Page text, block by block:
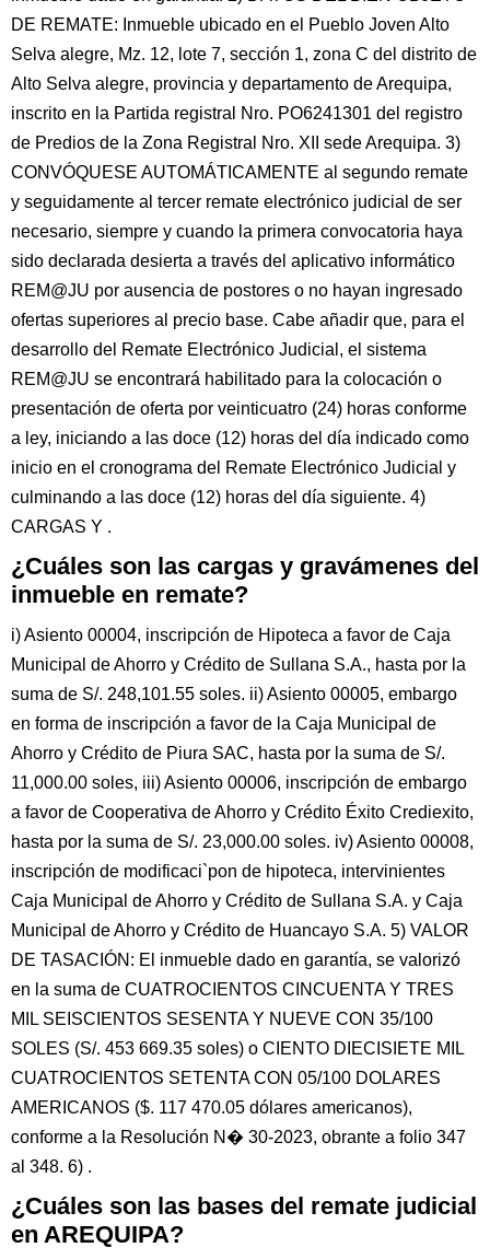
DE REMATE: Inmueble ubicado en el Pueblo Joven Alto
Selva alegre, Mz. 12, lote 7, sección 1, zona C del distrito de
Alto Selva alegre, provincia y departamento de Arequipa,
inscrito en la Partida registral Nro. PO6241301 del registro
de Predios de la Zona Registral Nro. XII sede Arequipa. 3)
CONVÓQUESE AUTOMÁTICAMENTE al segundo remate
y seguidamente al tercer remate electrónico judicial de ser
necesario, siempre y cuando la primera convocatoria haya
sido declarada desierta a través del aplicativo informático
REM@JU por ausencia de postores o no hayan ingresado
ofertas superiores al precio base. Cabe añadir que, para el
desarrollo del Remate Electrónico Judicial, el sistema
REM@JU se encontrará habilitado para la colocación o
presentación de oferta por veinticuatro (24) horas conforme
a ley, iniciando a las doce (12) horas del día indicado como
inicio en el cronograma del Remate Electrónico Judicial y
culminando a las doce (12) horas del día siguiente. 4)
CARGAS Y .
¿Cuáles son las cargas y gravámenes del
inmueble en remate?
i) Asiento 00004, inscripción de Hipoteca a favor de Caja
Municipal de Ahorro y Crédito de Sullana S.A., hasta por la
suma de S/. 248,101.55 soles. ii) Asiento 00005, embargo
en forma de inscripción a favor de la Caja Municipal de
Ahorro y Crédito de Piura SAC, hasta por la suma de S/.
11,000.00 soles, iii) Asiento 00006, inscripción de embargo
a favor de Cooperativa de Ahorro y Crédito Éxito Crediexito,
hasta por la suma de S/. 23,000.00 soles. iv) Asiento 00008,
inscripción de modificaci`pon de hipoteca, intervinientes
Caja Municipal de Ahorro y Crédito de Sullana S.A. y Caja
Municipal de Ahorro y Crédito de Huancayo S.A. 5) VALOR
DE TASACIÓN: El inmueble dado en garantía, se valorizó
en la suma de CUATROCIENTOS CINCUENTA Y TRES
MIL SEISCIENTOS SESENTA Y NUEVE CON 35/100
SOLES (S/. 453 669.35 soles) o CIENTO DIECISIETE MIL
CUATROCIENTOS SETENTA CON 05/100 DOLARES
AMERICANOS ($. 117 470.05 dólares americanos),
conforme a la Resolución N� 30-2023, obrante a folio 347
al 348. 6) .
¿Cuáles son las bases del remate judicial
en AREQUIPA?